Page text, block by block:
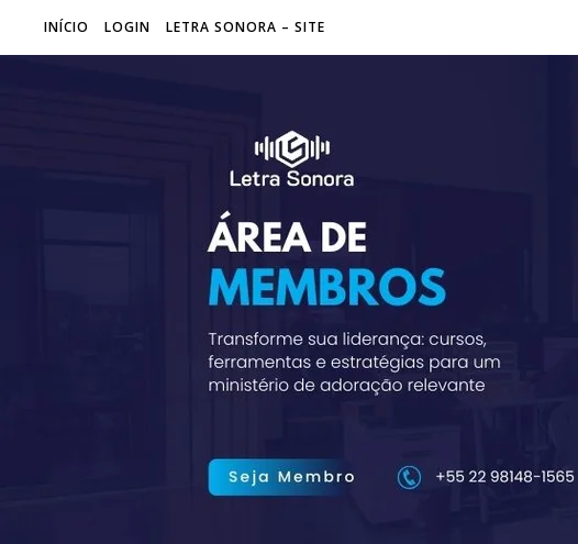
INÍCIO LOGIN LETRA SONORA – SITE